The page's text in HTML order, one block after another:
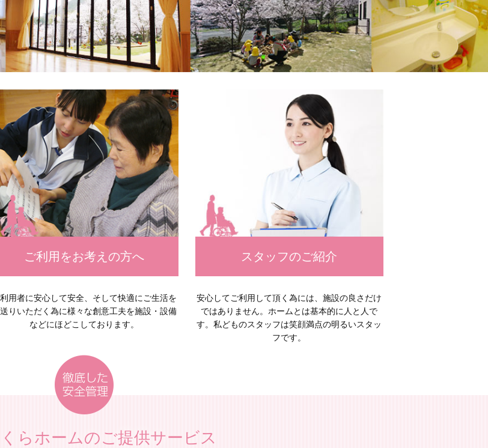
ご利用をお考えの方へ
用者に安心して安全、そして快適にご生活を
りいただく為に様々な創意工夫を施設・設備
などにほどこしております。
スタッフのご紹介
安心してご利用して頂く為には、施設の良さだけ
ではありません。ホームとは基本的に人と人で
す。私どものスタッフは笑顔満点の明るいスタッ
フです。
らホームのご提供サービス